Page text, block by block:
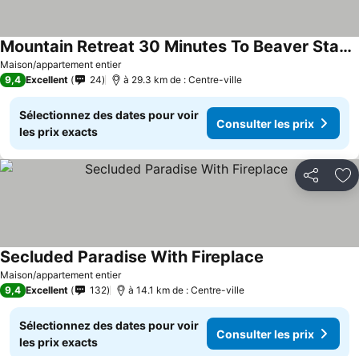
Maison/appartement entier
Mountain Retreat 30 Minutes To Beaver Stadium
Consulter les prix
9,4 Excellent 24 à 29.3 km de : Centre-ville
Sélectionnez des dates pour voir
les prix exacts
Consulter les prix
Partager
Maison/appartement entier
Secluded Paradise With Fireplace
9,4 Excellent 132 à 14.1 km de : Centre-ville
Sélectionnez des dates pour voir
les prix exacts
Consulter les prix